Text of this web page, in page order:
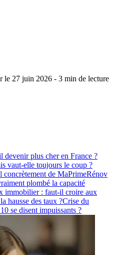
le 27 juin 2026 - 3 min de lecture
plus cher en France ?
vaut-elle toujours le coup ?
concrètement de MaPrimeRénov
plombé la capacité
immobilier : faut-il croire aux
hausse des taux ?Crise du
se disent impuissants ?